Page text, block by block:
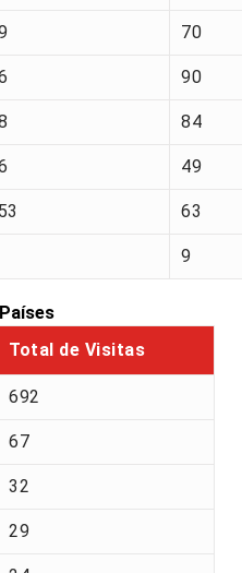
70
90
84
49
63
9
Total de Visitas
692
67
32
29